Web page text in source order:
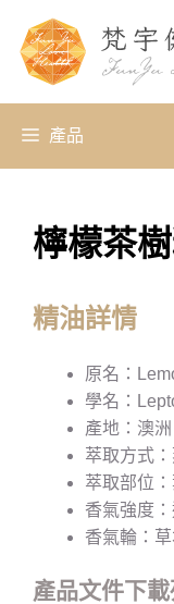
產品
檸檬茶
精油詳情
原名：
學名：
產地：澳洲
萃取方式
萃取部位：
香氣強度
香氣輪：
產品文件下